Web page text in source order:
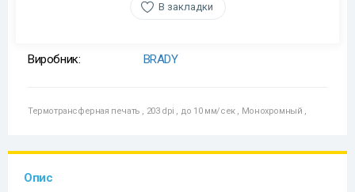
В закладки
Виробник: BRADY
Термотрансферная печать , 203 dpi , до 10 мм/сек , Монохромный ,
Опис